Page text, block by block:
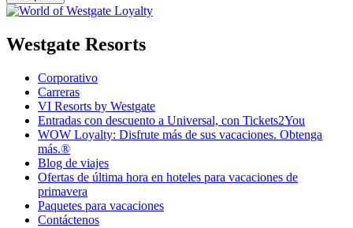
Westgate Resorts
Corporativo
Carreras
VI Resorts by Westgate
Entradas con descuento a Universal, con Tickets2You
WOW Loyalty: Disfrute más de sus vacaciones. Obtenga
más.®
Blog de viajes
Ofertas de última hora en hoteles para vacaciones de
primavera
Paquetes para vacaciones
Contáctenos